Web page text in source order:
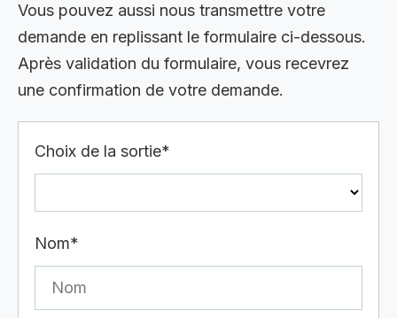
Vous pouvez aussi nous transmettre votre
demande en replissant le formulaire ci-dessous.
Après validation du formulaire, vous recevrez
une confirmation de votre demande.
Choix de la sortie*
Nom*